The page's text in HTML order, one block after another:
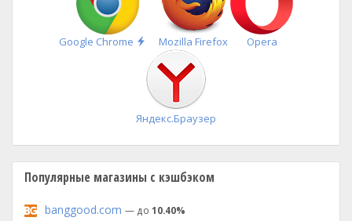
Google Chrome
Быстрая
установка
Mozilla Firefox Opera
Яндекс.Браузер
Популярные магазины с кэшбэком
banggood.com — до 10.40%